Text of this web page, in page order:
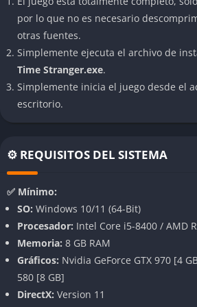
determinarán el curso final del
👉 Características de
Stranger
Realidad digital en decadencia
Digimon Story Time Stranger sitúa su
de ecos de tiempo, donde pasado y
formas impredecibles y donde las leyes
haberse olvidado. Cada región
universo digital: desde los templos de
conservan ecos de su antiguo esplendor,
invadidos por anomalías temporales que
realidad misma. Este enfoque crea un
fascinante y narrativamente profundo,
transmite la sensación de estar
por lo que no es necesario
otras fuentes.
Simplemente ejecuta el archivo de
Time Stranger.exe.
Simplemente inicia el juego desde el
escritorio.
⚙️ REQUISITOS DEL SISTEMA
✅ Mínimo:
SO: Windows 10/11 (64-Bit)
Procesador: Intel Core i5-8400 / AMD
Memoria: 8 GB RAM
Gráficos: Nvidia GeForce GTX 970 [4
580 [8 GB]
DirectX: Version 11